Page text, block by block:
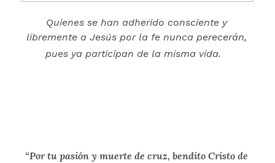
Quienes se han adherido consciente y
libremente a Jesús por la fe nunca perecerán,
pues ya participan de la misma vida.
“Por tu pasión y muerte de cruz, bendito Cristo de